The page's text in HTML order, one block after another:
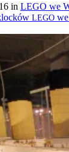
in LEGO we
LEGO